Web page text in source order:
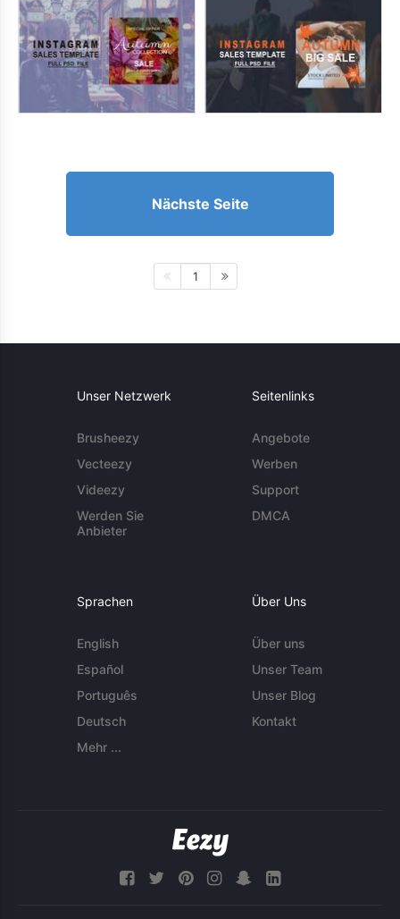
Nächste Seite
1
Unser Netzwerk
Brusheezy
Vecteezy
Videezy
Werden Sie
Anbieter
Seitenlinks
Angebote
Werben
Support
DMCA
Sprachen
English
Español
Português
Deutsch
Mehr ...
Über Uns
Über uns
Unser Team
Unser Blog
Kontakt